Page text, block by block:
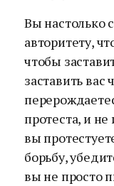
Вы настолько
авторитету,
чтобы
заставить вас
протеста, и
вы
борьбу,
вы не просто